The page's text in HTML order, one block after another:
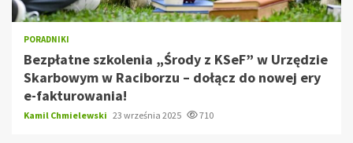
PORADNIKI
Bezpłatne szkolenia „Środy z KSeF” w Urzędzie
Skarbowym w Raciborzu – dołącz do nowej ery
e-fakturowania!
Kamil Chmielewski 23 września 2025 710